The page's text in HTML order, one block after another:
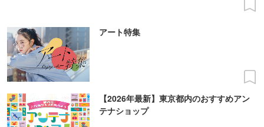
アート特集
【2026年最新】東京都内のおすすめアン
テナショップ